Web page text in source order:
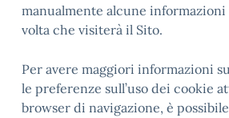
manualmente alcune
volta che visiterà il Sito.
Per avere maggiori informazioni
le preferenze sull’uso dei cookie
browser di navigazione, è